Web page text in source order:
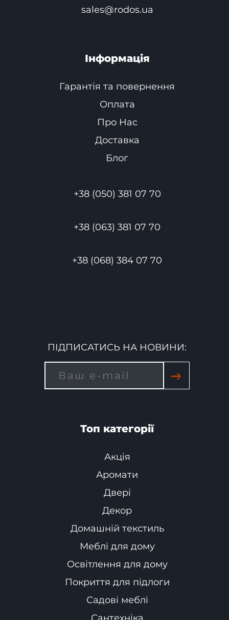
sales@rodos.ua
Інформація
Гарантія та повернення
Оплата
Про Нас
Доставка
Блог
+38 (050) 381 07 70
+38 (063) 381 07 70
+38 (068) 384 07 70
ПІДПИСАТИСЬ НА НОВИНИ:
→
Топ категорії
Акція
Аромати
Двері
Декор
Домашній текстиль
Меблі для дому
Освітлення для дому
Покриття для підлоги
Садові меблі